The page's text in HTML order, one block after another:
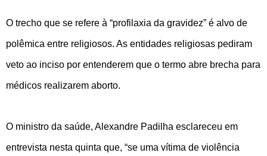
O trecho que se refere à “profilaxia da gravidez” é alvo de
polêmica entre religiosos. As entidades religiosas pediram
veto ao inciso por entenderem que o termo abre brecha para
médicos realizarem aborto.
O ministro da saúde, Alexandre Padilha esclareceu em
entrevista nesta quinta que, “se uma vítima de violência